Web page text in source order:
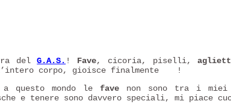
delG.A.S. ! Fave, cicoria, piselli,
corpo, gioisce finalmente
!
questo mondo le fave non sono tra i miei
e tenere sono davvero speciali, mi piace